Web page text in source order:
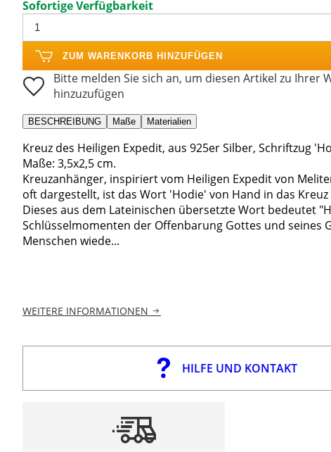
Sofortige Verfügbarkeit
ZUM WARENKORB HINZUFÜGEN
Bitte melden Sie sich an, um diesen Artikel zu Ihrer
hinzuzufügen
BESCHREIBUNG Maße Materialien
Kreuz des Heiligen Expedit, aus 925er Silber, Schriftzug
Maße: 3,5x2,5 cm.
Kreuzanhänger, inspiriert vom Heiligen Expedit von
oft dargestellt, ist das Wort 'Hodie' von Hand in das
Dieses aus dem Lateinischen übersetzte Wort bedeutet
Schlüsselmomenten der Offenbarung Gottes und seines
Menschen wiede...
WEITERE INFORMATIONEN
HILFE UND KONTAKT